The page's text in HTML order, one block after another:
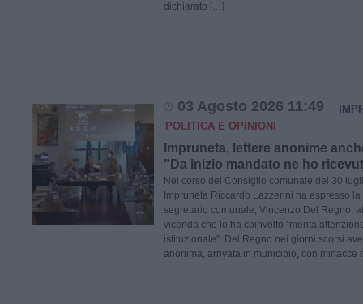
dichiarato […]
03 Agosto 2026 11:49
POLITICA E OPINIONI
Impruneta, lettere anonime
"Da inizio mandato ne ho
Nel corso del Consiglio comunale del 30
Impruneta Riccardo Lazzerini ha espresso
segretario comunale, Vincenzo Del Regno,
vicenda che lo ha coinvolto “merita
istituzionale”. Del Regno nei giorni scorsi
anonima, arrivata in municipio, con minacce